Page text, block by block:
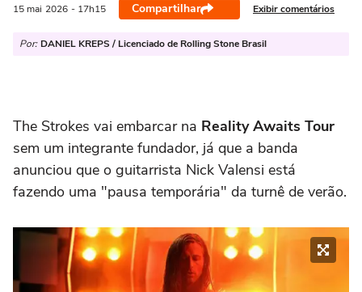
15 mai 2026 - 17h15 Compartilhar Exibir comentários
Por: DANIEL KREPS / Licenciado de Rolling Stone Brasil
The Strokes vai embarcar na Reality Awaits Tour
sem um integrante fundador, já que a banda
anunciou que o guitarrista Nick Valensi está
fazendo uma "pausa temporária" da turnê de verão.